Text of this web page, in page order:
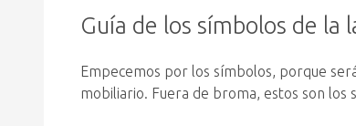
Guía de los símbolos de la
Empecemos por los símbolos, porque
mobiliario. Fuera de broma, estos son los